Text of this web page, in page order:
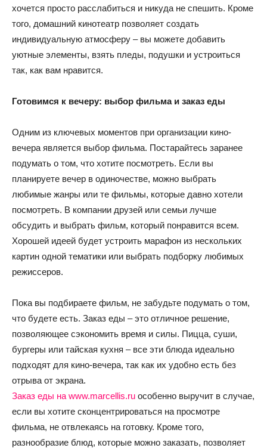
хочется просто расслабиться и никуда не спешить. Кроме
того, домашний кинотеатр позволяет создать
индивидуальную атмосферу – вы можете добавить
уютные элементы, взять пледы, подушки и устроиться
так, как вам нравится.
Готовимся к вечеру: выбор фильма и заказ еды
Одним из ключевых моментов при организации кино-
вечера является выбор фильма. Постарайтесь заранее
подумать о том, что хотите посмотреть. Если вы
планируете вечер в одиночестве, можно выбрать
любимые жанры или те фильмы, которые давно хотели
посмотреть. В компании друзей или семьи лучше
обсудить и выбрать фильм, который понравится всем.
Хорошей идеей будет устроить марафон из нескольких
картин одной тематики или выбрать подборку любимых
режиссеров.
Пока вы подбираете фильм, не забудьте подумать о том,
что будете есть. Заказ еды – это отличное решение,
позволяющее сэкономить время и силы. Пицца, суши,
бургеры или тайская кухня – все эти блюда идеально
подходят для кино-вечера, так как их удобно есть без
отрыва от экрана.
Заказ еды на www.marcellis.ru особенно выручит в случае,
если вы хотите сконцентрироваться на просмотре
фильма, не отвлекаясь на готовку. Кроме того,
разнообразие блюд, которые можно заказать, позволяет